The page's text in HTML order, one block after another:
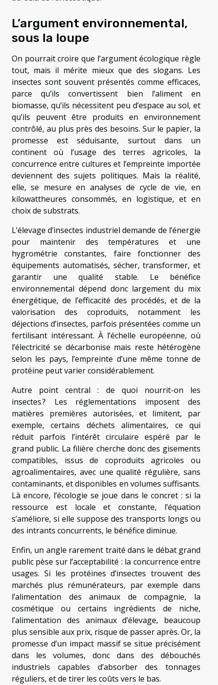
L’argument environnemental,
sous la loupe
On pourrait croire que l’argument écologique règle
tout, mais il mérite mieux que des slogans. Les
insectes sont souvent présentés comme efficaces,
parce qu’ils convertissent bien l’aliment en
biomasse, qu’ils nécessitent peu d’espace au sol, et
qu’ils peuvent être produits en environnement
contrôlé, au plus près des besoins. Sur le papier, la
promesse est séduisante, surtout dans un
continent où l’usage des terres agricoles, la
concurrence entre cultures et l’empreinte importée
deviennent des sujets politiques. Mais la réalité,
elle, se mesure en analyses de cycle de vie, en
kilowattheures consommés, en logistique, et en
choix de substrats.
L’élevage d’insectes industriel demande de l’énergie
pour maintenir des températures et une
hygrométrie constantes, faire fonctionner des
équipements automatisés, sécher, transformer, et
garantir une qualité stable. Le bénéfice
environnemental dépend donc largement du mix
énergétique, de l’efficacité des procédés, et de la
valorisation des coproduits, notamment les
déjections d’insectes, parfois présentées comme un
fertilisant intéressant. À l’échelle européenne, où
l’électricité se décarbonise mais reste hétérogène
selon les pays, l’empreinte d’une même tonne de
protéine peut varier considérablement.
Autre point central : de quoi nourrit-on les
insectes ? Les réglementations imposent des
matières premières autorisées, et limitent, par
exemple, certains déchets alimentaires, ce qui
réduit parfois l’intérêt circulaire espéré par le
grand public. La filière cherche donc des gisements
compatibles, issus de coproduits agricoles ou
agroalimentaires, avec une qualité régulière, sans
contaminants, et disponibles en volumes suffisants.
Là encore, l’écologie se joue dans le concret : si la
ressource est locale et constante, l’équation
s’améliore, si elle suppose des transports longs ou
des intrants concurrents, le bénéfice diminue.
Enfin, un angle rarement traité dans le débat grand
public pèse sur l’acceptabilité : la concurrence entre
usages. Si les protéines d’insectes trouvent des
marchés plus rémunérateurs, par exemple dans
l’alimentation des animaux de compagnie, la
cosmétique ou certains ingrédients de niche,
l’alimentation des animaux d’élevage, beaucoup
plus sensible aux prix, risque de passer après. Or, la
promesse d’un impact massif se situe précisément
dans les volumes, donc dans des débouchés
industriels capables d’absorber des tonnages
réguliers, et de tirer les coûts vers le bas.